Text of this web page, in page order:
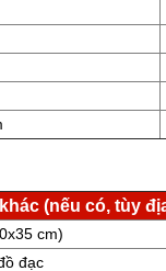
(nếu có, tùy
cm)
đạc